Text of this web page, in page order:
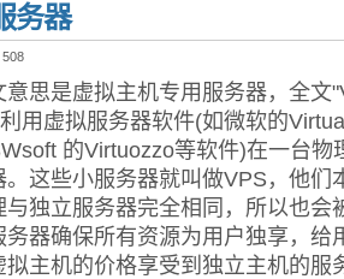
务器
508
思是虚拟主机专用服务器，全文
利用虚拟服务器软件(如微软的
的Virtuozzo等软件)在一台物
。这些小服务器就叫做VPS，他们
与独立服务器完全相同，所以也会
器确保所有资源为用户独享，给
拟主机的价格享受到独立主机的服